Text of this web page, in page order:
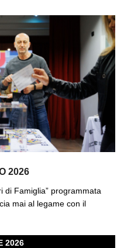
2026
di Famiglia” programmata
mai al legame con il
2026